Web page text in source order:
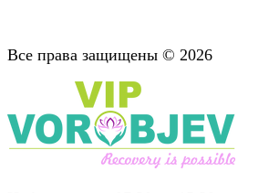
Все права защищены © 2026